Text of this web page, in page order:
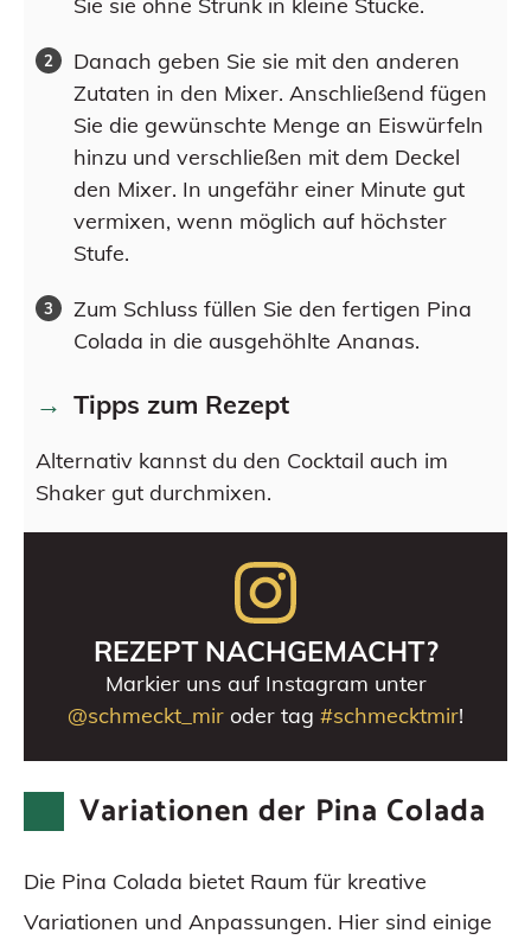
Sie sie ohne Strunk in kleine Stücke.
Danach geben Sie sie mit den anderen
Zutaten in den Mixer. Anschließend fügen
Sie die gewünschte Menge an Eiswürfeln
hinzu und verschließen mit dem Deckel
den Mixer. In ungefähr einer Minute gut
vermixen, wenn möglich auf höchster
Stufe.
Zum Schluss füllen Sie den fertigen Pina
Colada in die ausgehöhlte Ananas.
Tipps zum Rezept
Alternativ kannst du den Cocktail auch im
Shaker gut durchmixen.
REZEPT NACHGEMACHT?
Markier uns auf Instagram unter
@schmeckt_mir oder tag #schmecktmir!
Variationen der Pina Colada
Die Pina Colada bietet Raum für kreative
Variationen und Anpassungen. Hier sind einige